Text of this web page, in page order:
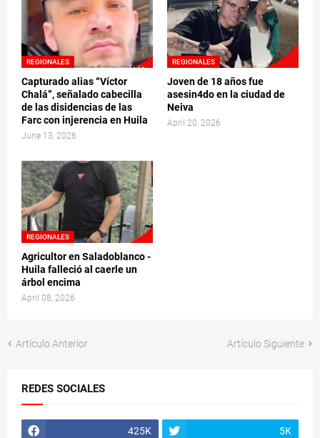
REGIONALES
Capturado alias “Víctor
Chalá”, señalado cabecilla
de las disidencias de las
Farc con injerencia en Huila
June 13, 2026
REGIONALES
Joven de 18 años fue
asesin4do en la ciudad de
Neiva
April 20, 2026
REGIONALES
Agricultor en Saladoblanco -
Huila falleció al caerle un
árbol encima
April 08, 2026
Artículo Anterior Artículo Siguiente
REDES SOCIALES
425K 5K